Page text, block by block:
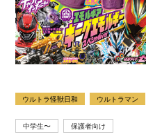
ウルトラ怪獣日和 ウルトラマン
中学生〜 保護者向け